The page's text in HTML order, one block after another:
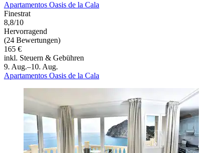
Apartamentos Oasis de la Cala
Finestrat
8,8/10
Hervorragend
(24 Bewertungen)
165 €
inkl. Steuern & Gebühren
9. Aug.–10. Aug.
Apartamentos Oasis de la Cala